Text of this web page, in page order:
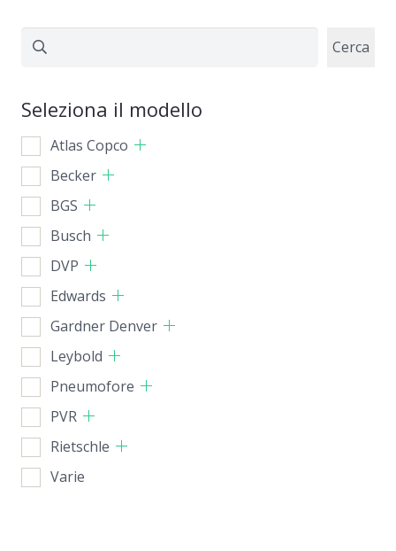
Cerca Cerca
Seleziona il modello
Atlas Copco
Becker
BGS
Busch
DVP
Edwards
Gardner Denver
Leybold
Pneumofore
PVR
Rietschle
Varie